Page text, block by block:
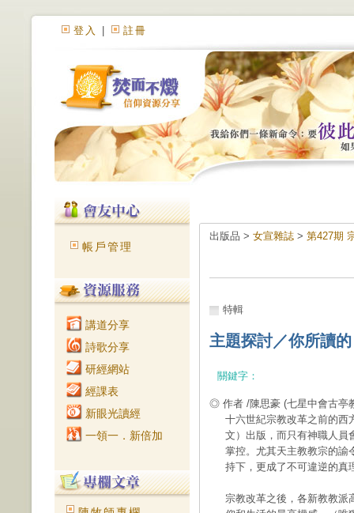
登入 註冊
帳戶管理
講道分享
詩歌分享
研經網站
經課表
新眼光讀經
一領一．新倍加
出版品 > 女宣雜誌 > 第427期
特輯
主題探討／你所讀
關鍵字：
◎ 作者 /陳思豪 (七星中會古亭
十六世紀宗教改革之前的西
文）出版，而只有神職人員
掌控。尤其天主教教宗的諭
持下，更成了不可違逆的真
宗教改革之後，各新教教派